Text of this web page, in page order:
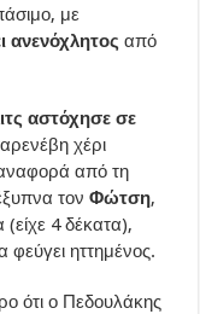
με
ανενόχλητος από
αστόχησε σε
χέρι
από τη
τονΦώτση,
4 δέκατα),
ηττημένος.
ότι ο Πεδουλάκης